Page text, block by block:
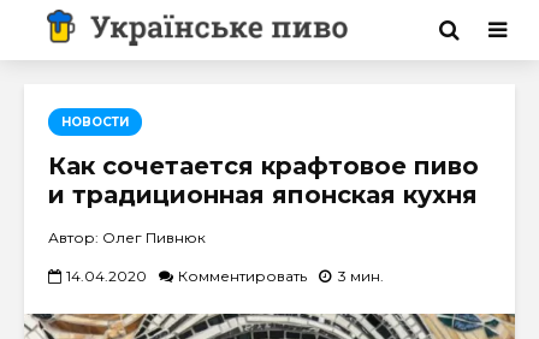
НОВОСТИ
Как сочетается крафтовое пиво
и традиционная японская кухня
Автор: Олег Пивнюк
14.04.2020 Комментировать 3 мин.